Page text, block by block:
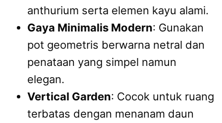
anthurium serta elemen kayu alami.
Gaya Minimalis Modern: Gunakan
pot geometris berwarna netral dan
penataan yang simpel namun
elegan.
Vertical Garden: Cocok untuk ruang
terbatas dengan menanam daun